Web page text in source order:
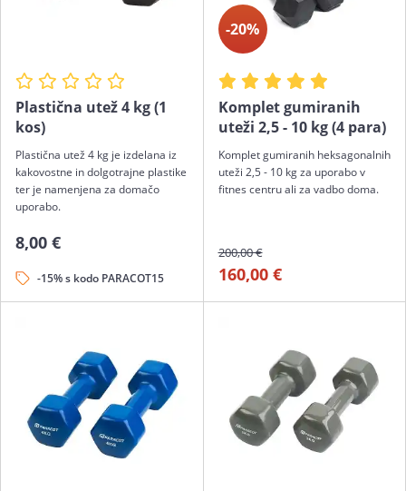
Plastična utež 4 kg (1
kos)
Plastična utež 4 kg je izdelana iz
kakovostne in dolgotrajne plastike
ter je namenjena za domačo
uporabo.
8,00 €
-15% s kodo PARACOT15
-20%
Komplet gumiranih
uteži 2,5 - 10 kg (4 para)
Komplet gumiranih heksagonalnih
uteži 2,5 - 10 kg za uporabo v
fitnes centru ali za vadbo doma.
200,00 €
160,00 €